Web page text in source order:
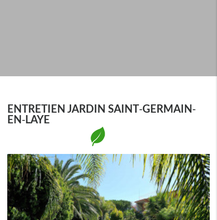
ENTRETIEN JARDIN SAINT-GERMAIN-
EN-LAYE